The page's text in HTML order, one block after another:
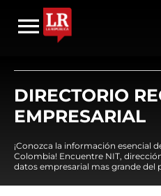
DIRECTORIO
EMPRESARIAL
¡Conozca la información esencial
Colombia! Encuentre NIT,
datos empresarial mas grande del